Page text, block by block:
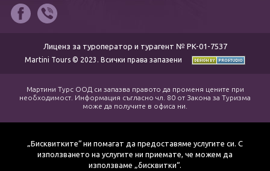
Лиценз за туроператор и турагент № PK-01-7537
Martini Tours © 2023. Всички права запазени
Мартини Турс ООД си запазва правото да променя цените при
необходимост. Информация съгласно чл. 80 от Закона за Туризма
може да получите в офиса ни.
„Бисквитките“ ни помагат да предоставяме услугите си. С
използването на услугите ни приемате, че можем да
използваме „бисквитки“.